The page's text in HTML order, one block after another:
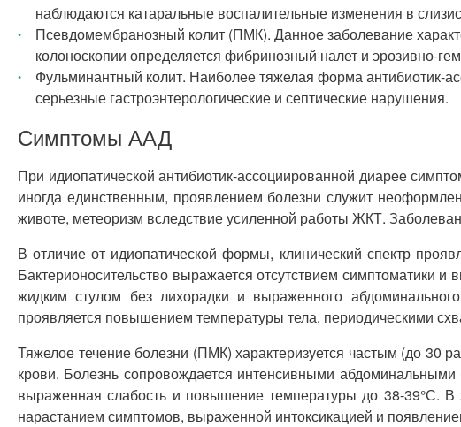
наблюдаются катаральные воспалительные изменения в
Псевдомембранозный колит (ПМК). Данное заболевание
колоноскопии определяется фибринозный налет и эрозивно-
Фульминантный колит. Наиболее тяжелая форма антибиотик-
серьезные гастроэнтерологические и септические нарушения.
Симптомы ААД
При идиопатической антибиотик-ассоциированной диарее
иногда единственным, проявлением болезни служит
животе, метеоризм вследствие усиленной работы ЖКТ.
В отличие от идиопатической формы, клинический спектр
Бактерионосительство выражается отсутствием симптоматики
жидким стулом без лихорадки и выраженного
проявляется повышением температуры тела, периодическими
Тяжелое течение болезни (ПМК) характеризуется частым (до 30
крови. Болезнь сопровождается интенсивными
выраженная слабость и повышение температуры до 38-39°С. В
нарастанием симптомов, выраженной интоксикацией и